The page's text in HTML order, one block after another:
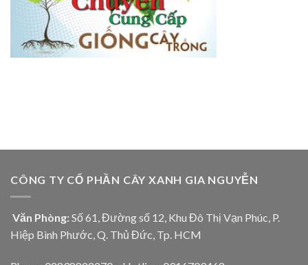
CÔNG TY CỔ PHẦN CÂY XANH GIA NGUYỄN
Văn Phòng: Số 61, Đường số 12, Khu Đô Thị Vạn Phúc, P.
Hiệp Bình Phước, Q. Thủ Đức, Tp. HCM